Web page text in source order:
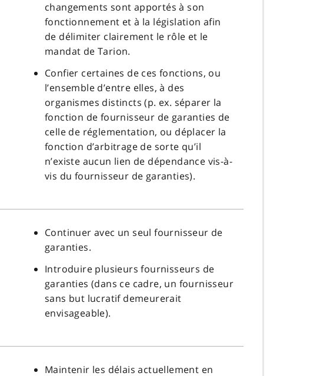
changements sont apportés à son
fonctionnement et à la législation afin
de délimiter clairement le rôle et le
mandat de Tarion.
Confier certaines de ces fonctions, ou
l’ensemble d’entre elles, à des
organismes distincts (p. ex. séparer la
fonction de fournisseur de garanties de
celle de réglementation, ou déplacer la
fonction d’arbitrage de sorte qu’il
n’existe aucun lien de dépendance vis-à-
vis du fournisseur de garanties).
Continuer avec un seul fournisseur de
garanties.
Introduire plusieurs fournisseurs de
garanties (dans ce cadre, un fournisseur
sans but lucratif demeurerait
envisageable).
Maintenir les délais actuellement en